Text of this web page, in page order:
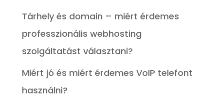
Tárhely és domain – miért érdemes
professzionális webhosting
szolgáltatást választani?
Miért jó és miért érdemes VoIP telefont
használni?